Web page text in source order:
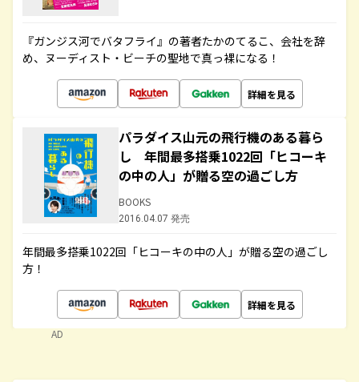
『ガンジス河でバタフライ』の著者たかのてるこ、会社を辞
め、ヌーディスト・ビーチの聖地で真っ裸になる！
詳細を見る
パラダイス山元の飛行機のある暮ら
し 年間最多搭乗1022回「ヒコーキ
の中の人」が贈る空の過ごし方
BOOKS
2016.04.07 発売
年間最多搭乗1022回「ヒコーキの中の人」が贈る空の過ごし
方！
詳細を見る
AD